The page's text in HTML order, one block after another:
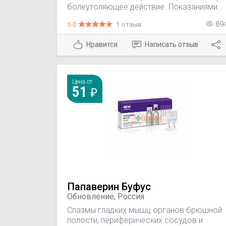
болеутоляющее действие. Показаниями
особенно почечная колика, спазмы
мочеточников, тенезмы мочевого пузыря
(ложные болезненные позывы к
мочеиспусканию), печеночная колика,
спазмы желудка и кишечника,
спастическая дисменорея (общее
название расстройств менструального
цикла, протекающих с болевым
5.0 1 отзыв
Нравится Написать отзыв
Цена от
51
Папаверин Буфус
Обновление, Россия
Спазмы гладких мышц органов брюшной
полости, периферических сосудов и